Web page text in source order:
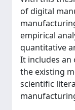
of digital
empirical
quantitative
It includes an
the existing
scientific